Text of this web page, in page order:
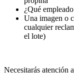
¿Qué
Una imagen o
cualquier
el lote)
Necesitarás atención